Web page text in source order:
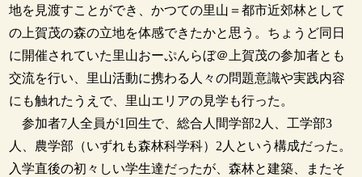
地を見渡すことができ、かつての里山＝都市近郊林として
の上賀茂の森の立地を体感できたかと思う。ちょうど同日
に開催されていた里山おーぷんらぼ＠上賀茂の参加者とも
交流を行い、里山活動に携わる人々の問題意識や実践内容
にも触れたうえで、里山エリアの見学も行った。
参加者7人全員が1回生で、総合人間学部2人、工学部3
人、農学部（いずれも森林科学科）2人という構成だった。
入学直後の初々しい学生達だったが、森林と建築、またそ